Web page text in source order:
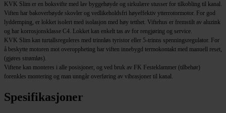
KVK Slim er en boksvifte med lav byggehøyde og sirkulære stusser for tilkobling til kanal.
Viften har bakoverbøyde skovler og vedlikeholdsfri høyeffektiv ytterrotormotor. For god
lyddemping, er lokket isolert med isolasjon med høy tetthet. Viftehus er fremstilt av aluzink
og har korrosjonsklasse C4. Lokket kan enkelt tas av for rengjøring og service.
KVK Slim kan turtallsreguleres med trinnløs tyristor eller 5-trinns spenningsregulator. For
å beskytte motoren mot overoppheting har viften innebygd termokontakt med manuell reset,
(gjøres strømløs).
Viftene kan monteres i alle posisjoner, og ved bruk av FK Festeklammer (tilbehør)
forenkles montering og man unngår overføring av vibrasjoner til kanal.
Spesifikasjoner